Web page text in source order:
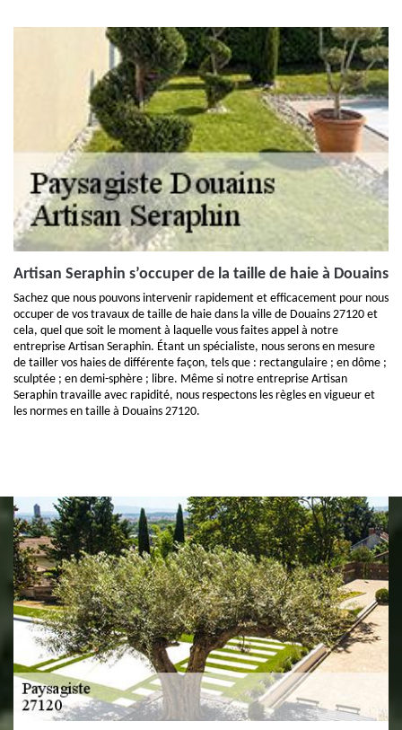
Artisan Seraphin s’occuper de la taille de haie à Douains
Sachez que nous pouvons intervenir rapidement et efficacement pour nous
occuper de vos travaux de taille de haie dans la ville de Douains 27120 et
cela, quel que soit le moment à laquelle vous faites appel à notre
entreprise Artisan Seraphin. Étant un spécialiste, nous serons en mesure
de tailler vos haies de différente façon, tels que : rectangulaire ; en dôme ;
sculptée ; en demi-sphère ; libre. Même si notre entreprise Artisan
Seraphin travaille avec rapidité, nous respectons les règles en vigueur et
les normes en taille à Douains 27120.